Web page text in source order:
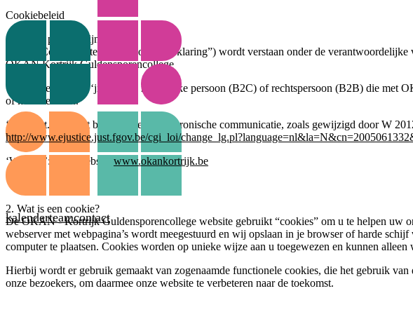
kalenderteamcontact
Cookiebeleid
1. Welke partijen zijn er?
In deze Cookie Statement (“Cookieverklaring”) wordt verstaan onder de verantwoordelijke
OKAN Kortrijk Guldensporencollege
‘Gebruiker’, ‘u’ of ‘jij’
: iedere natuurlijke persoon (B2C) of rechtspersoon (B2B) die met
of komt te staan.
‘Wet’
: art. 129 Wet betreffende de elektronische communicatie, zoals gewijzigd door W
http://www.ejustice.just.fgov.be/cgi_loi/
‘Website’: onze website www.okankortrijk.be
2. Wat is een cookie?
De OKAN - Kortrijk Guldensporencollege website gebruikt “cookies” om u te helpen uw
webserver met webpagina’s wordt meegestuurd en wij opslaan in je browser of harde
computer te plaatsen. Cookies worden op unieke wijze aan u toegewezen en kunnen
Hierbij wordt er gebruik gemaakt van zogenaamde functionele cookies, die het gebruik
onze bezoekers, om daarmee onze website te verbeteren naar de toekomst.